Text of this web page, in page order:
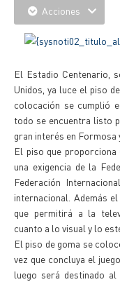
Acciones
El Estadio Centenario,
Unidos, ya luce el piso
colocación se cumplió
todo se encuentra listo
gran interés en Formosa
El piso que
una exigencia de la
Federación
internacional. Además
que permitirá a la
cuanto a lo visual y lo
El piso de goma se
vez que concluya el
luego será destinado